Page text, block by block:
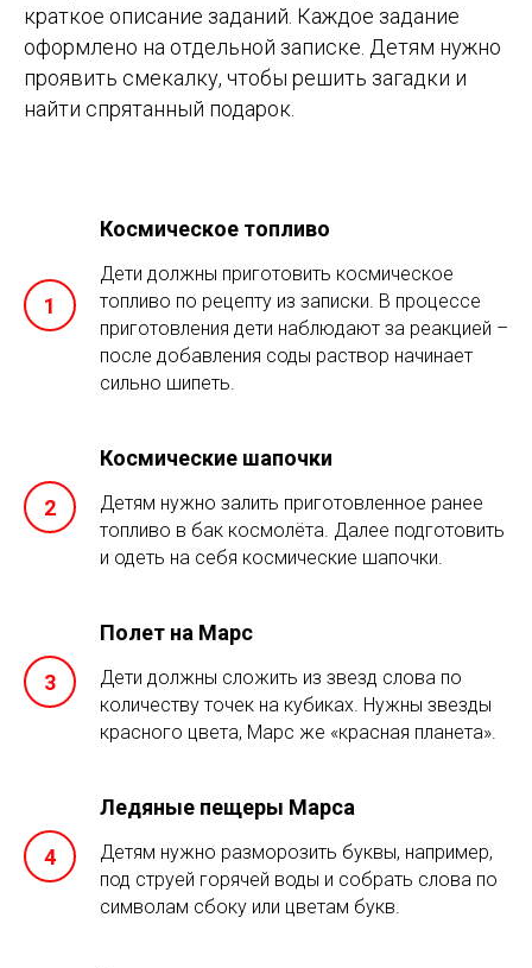
краткое описание заданий. Каждое задание
оформлено на отдельной записке. Детям нужно
проявить смекалку, чтобы решить загадки и
найти спрятанный подарок.
Космическое топливо
Дети должны приготовить космическое
топливо по рецепту из записки. В процессе
приготовления дети наблюдают за реакцией –
после добавления соды раствор начинает
сильно шипеть.
Космические шапочки
Детям нужно залить приготовленное ранее
топливо в бак космолёта. Далее подготовить
и одеть на себя космические шапочки.
Полет на Марс
Дети должны сложить из звезд слова по
количеству точек на кубиках. Нужны звезды
красного цвета, Марс же «красная планета».
Ледяные пещеры Марса
Детям нужно разморозить буквы, например,
под струей горячей воды и собрать слова по
символам сбоку или цветам букв.